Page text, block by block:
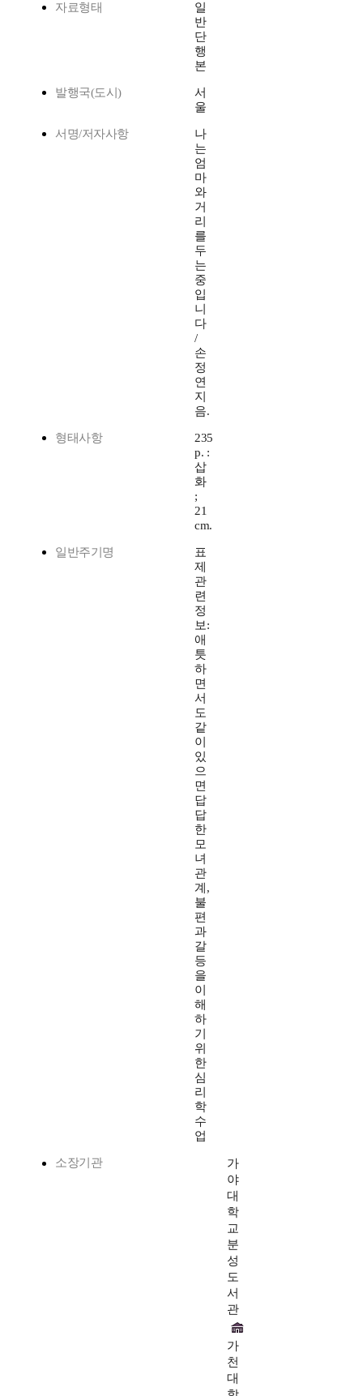
자료형태
일
반
단
행
본
발행국(도시)
서
울
서명/저자사항
나
는
엄
마
와
거
리
를
두
는
중
입
니
다
/
손
정
연
지
음.
형태사항
235
p. :
삽
화
;
21
cm.
일반주기명
표
제
관
련
정
보:
애
틋
하
면
서
도
같
이
있
으
면
답
답
한
모
녀
관
계,
불
편
과
갈
등
을
이
해
하
기
위
한
심
리
학
수
업
소장기관
가
야
대
학
교
분
성
도
서
관
가
천
대